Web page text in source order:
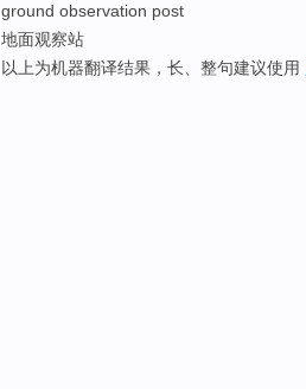
ground observation post
地面观察站
以上为机器翻译结果，长、整句建议使用